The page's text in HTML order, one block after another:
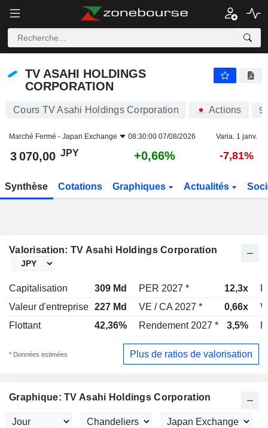
TV ASAHI HOLDINGS
CORPORATION
Cours TV Asahi Holdings Corporation Actions
Marché Fermé - Japan Exchange 08:30:00 07/08/2026 Varia. 1 janv.
3 070,00 JPY +0,66% -7,81%
Synthèse Cotations Graphiques Actualités
Valorisation: TV Asahi Holdings Corporation
Capitalisation 309 Md PER 2027 * 12,3x
Valeur d'entreprise 227 Md VE / CA 2027 * 0,66x
Flottant
42,36% Rendement 2027 * 3,5%
* Données estimées Plus de ratios de valorisation
Graphique: TV Asahi Holdings Corporation